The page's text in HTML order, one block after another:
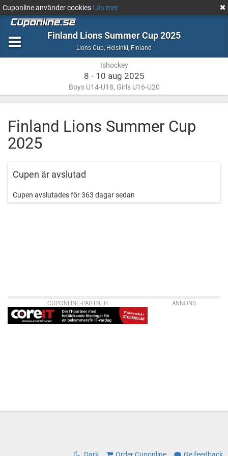
Cuponline använder cookies Läs mer
Finland Lions Summer Cup 2025
Lions Cup, Ishockey
Helsinki, FinlandHelsinki,
Finland
Ishockey
8 - 10 aug 2025
Boys U14-U18, Girls U16-U20
Finland Lions Summer Cup
2025
Cupen är avslutad
Cupen avslutades för 363 dagar sedan
CUPONLINE-PARTNER ANNONS